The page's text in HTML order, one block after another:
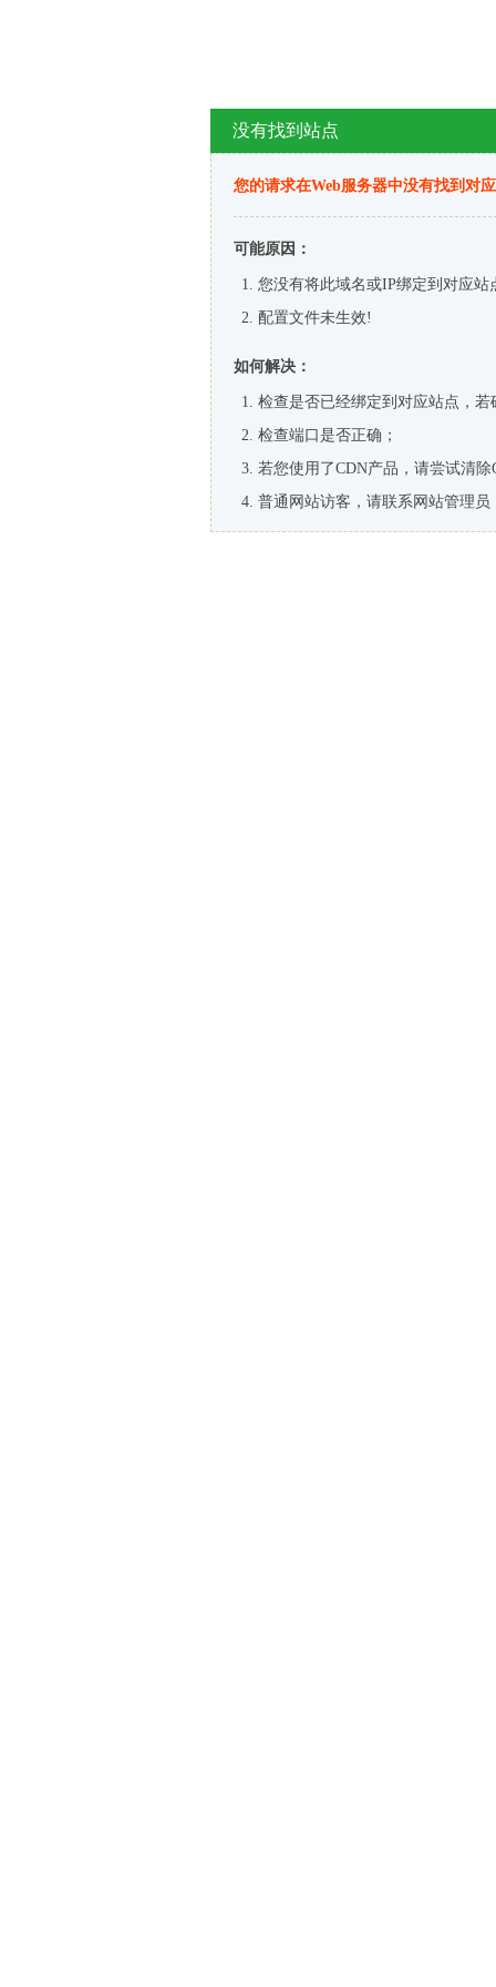
没有找到站点
您的请求在Web服务器中没有找到对
可能原因：
您没有将此域名或IP绑定到对应站
配置文件未生效!
如何解决：
检查是否已经绑定到对应站点，
检查端口是否正确；
若您使用了CDN产品，请尝试清除
普通网站访客，请联系网站管理员